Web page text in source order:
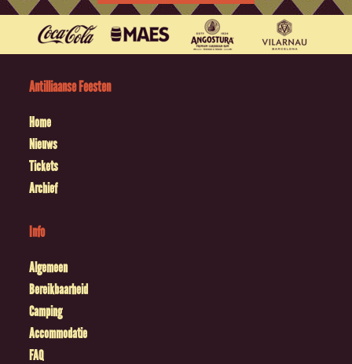
Antilliaanse Feesten
Home
Nieuws
Tickets
Archief
Info
Algemeen
Bereikbaarheid
Camping
Accommodatie
FAQ